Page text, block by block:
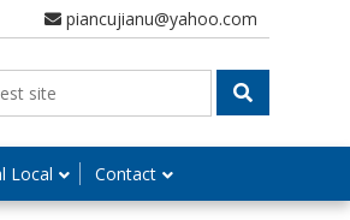
piancujianu@yahoo.com
Local Contact